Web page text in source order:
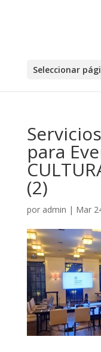
Seleccionar
para
(2)
por admin | Mar